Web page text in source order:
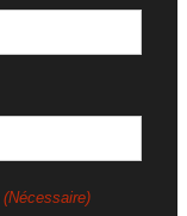
(Nécessaire)